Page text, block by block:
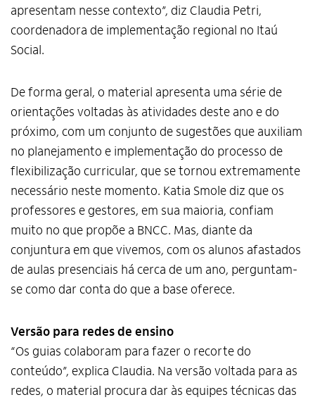
apresentam nesse contexto”, diz Claudia Petri,
coordenadora de implementação regional no Itaú
Social.
De forma geral, o material apresenta uma série de
orientações voltadas às atividades deste ano e do
próximo, com um conjunto de sugestões que auxiliam
no planejamento e implementação do processo de
flexibilização curricular, que se tornou extremamente
necessário neste momento. Katia Smole diz que os
professores e gestores, em sua maioria, confiam
muito no que propõe a BNCC. Mas, diante da
conjuntura em que vivemos, com os alunos afastados
de aulas presenciais há cerca de um ano, perguntam-
se como dar conta do que a base oferece.
Versão para redes de ensino
“Os guias colaboram para fazer o recorte do
conteúdo”, explica Claudia. Na versão voltada para as
redes, o material procura dar às equipes técnicas das